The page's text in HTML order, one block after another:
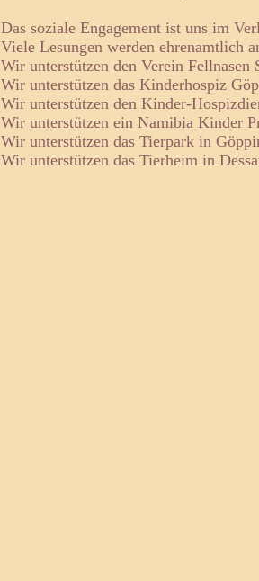
Das soziale Engagement ist uns im
Viele Lesungen werden ehrenamtlich
Wir unterstützen den Verein Fellnasen
Wir unterstützen das Kinderhospiz
Wir unterstützen den Kinder-
Wir unterstützen ein Namibia Kinder
Wir unterstützen das Tierpark in
Wir unterstützen das Tierheim in